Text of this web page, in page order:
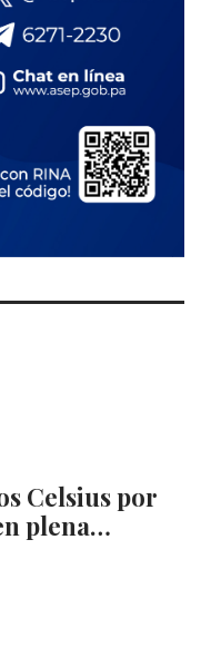
Celsius por
plena…